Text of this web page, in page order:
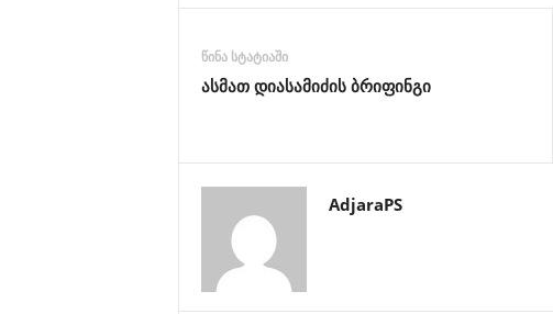
წინა სტატიაში
ასმათ დიასამიძის ბრიფინგი
AdjaraPS